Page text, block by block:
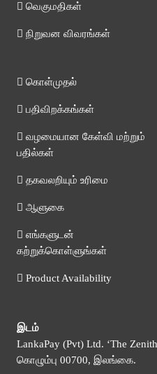
வெகுமதிகள்
நிறுவன விவரங்கள்
கொள்முதல்
பதிவிறக்கங்கள்
வழமையான கேள்வி மற்றும்
பதில்கள்
தகவலறியும் உரிமை
ஆளுகை
எங்களுடன்
கற்றுக்கொள்ளுங்கள்
Product Availability
இடம்
LankaPay (Pvt) Ltd. ‘The
கொழும்பு 00700, இலங்கை.